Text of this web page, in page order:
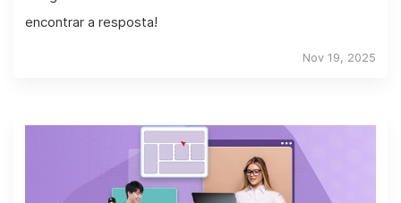
encontrar a resposta!
Nov 19, 2025